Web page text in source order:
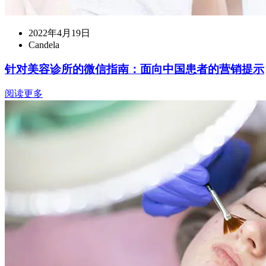
2022年4月19日
Candela
针对美容诊所的微信指南：面向中国患者的营销提示
阅读更多